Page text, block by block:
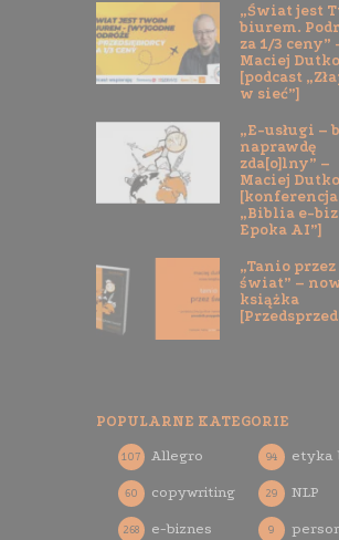
„Świat jest
biurem.
za 1/3 ceny”
Maciej Dutko
[podcast
w sieć”]
„E-usługi –
naprawdę
zda[o]lny” –
Maciej Dutko
[konferencja
„Biblia e-
Epoka AI”]
„Tanio przez
świat” –
książka
POPULARNE KATEGORIE
Allegro
107
copywriting
60
e-biznes
268
etyka
94
NLP
29
9